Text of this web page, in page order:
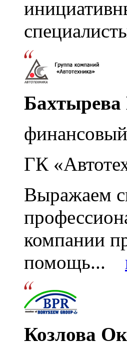
ГК
Выражаем
компании
помощь...
Козлова